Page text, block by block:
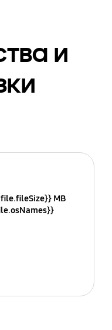
и
MB